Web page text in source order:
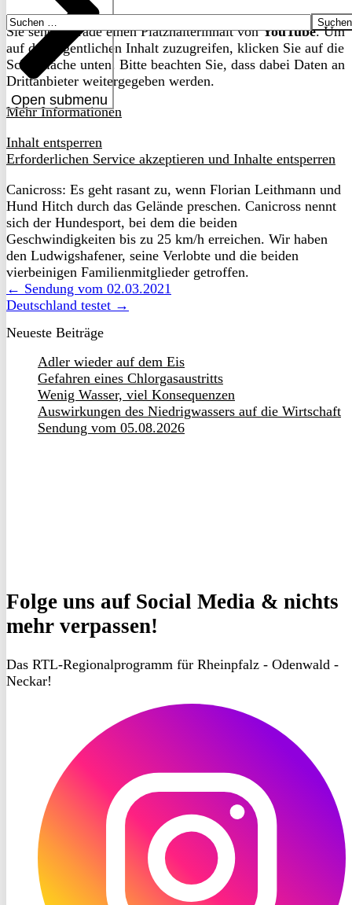
Open submenu
Suchen
nach:
Sie sehen gerade einen Platzhalterinhalt vonYouTube. Um
auf den eigentlichen Inhalt zuzugreifen, klicken Sie auf die
Schaltfläche unten. Bitte beachten Sie, dass dabei Daten an
Drittanbieter weitergegeben werden.
Mehr Informationen
Inhalt entsperren
Erforderlichen Service akzeptieren und Inhalte entsperren
Canicross: Es geht rasant zu, wenn Florian Leithmann und
Hund Hitch durch das Gelände preschen. Canicross nennt
sich der Hundesport, bei dem die beiden
Geschwindigkeiten bis zu 25 km/h erreichen. Wir haben
den Ludwigshafener, seine Verlobte und die beiden
vierbeinigen Familienmitglieder getroffen.
← Sendung vom 02.03.2021
Deutschland testet →
Neueste Beiträge
Adler wieder auf dem Eis
Gefahren eines Chlorgasaustritts
Wenig Wasser, viel Konsequenzen
Auswirkungen des Niedrigwassers auf die Wirtschaft
Sendung vom 05.08.2026
Folge uns auf Social Media & nichts
mehr verpassen!
Das RTL-Regionalprogramm für Rheinpfalz - Odenwald -
Neckar!
Instagram